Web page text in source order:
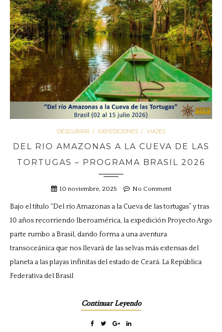
DESCUBRIR EXPEDICIONES VIAJES
DEL RIO AMAZONAS A LA CUEVA DE LAS
TORTUGAS – PROGRAMA BRASIL 2026
10 noviembre, 2025 No Comment
Bajo el título “Del río Amazonas a la Cueva de las tortugas” y tras
10 años recorriendo Iberoamérica, la expedición Proyecto Argo
parte rumbo a Brasil, dando forma a una aventura
transoceánica que nos llevará de las selvas más extensas del
planeta a las playas infinitas del estado de Ceará. La República
Federativa del Brasil
Continuar Leyendo